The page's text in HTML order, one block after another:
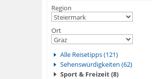
Region
Ort
Alle Reisetipps (121)
Sehenswürdigkeiten (62)
Sport & Freizeit (8)